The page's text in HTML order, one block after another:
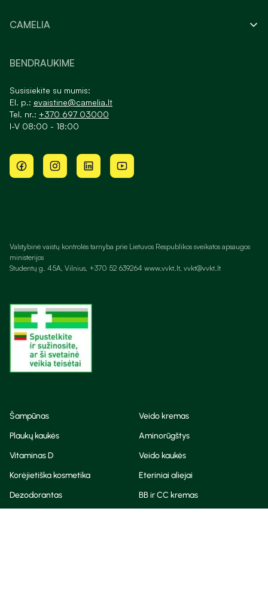
CAMELIA
BENDRAUKIME
Susisiekite su mumis:
El. p.: evaistine@camelia.lt
Tel. nr.: +370 697 03000
I-V 08:00 - 18:00
Valstybinė vaistų kontrolės tarnyba prie Lietuvos Respublikos sveikatos apsaugos
ministerijos
Studentų g. 45A, Vilnius, +370 52 639264 www.vvkt.lt, vvkt@vvkt.lt
Šampūnas
Veido kremas
Plaukų kaukės
Aminorūgštys
Vitaminas D
Veido kaukės
Korėjietiška kosmetika
Eteriniai aliejai
Dezodorantas
BB ir CC kremas